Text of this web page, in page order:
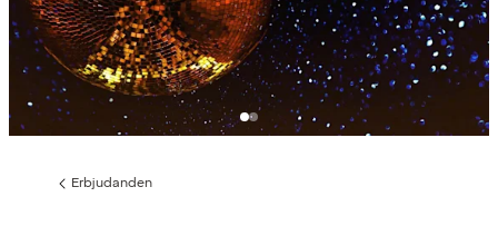
Föregående
Erbjudanden